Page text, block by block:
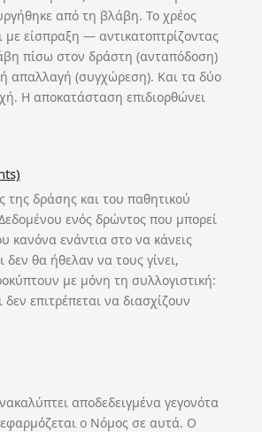
από τη βλάβη. Το χρέος
με είσπραξη — αντικατοπτρίζοντας
πίσω στον δράστη (ανταπόδοση)
απαλλαγή (συγχώρεση). Και τα δύο
Η αποκατάσταση επιδιορθώνει
της δράσης και του παθητικού
ενός δρώντος που μπορεί
κανόνα ενάντια στο να κάνεις
δεν θα ήθελαν να τους γίνει,
με μόνη τη συλλογιστική:
επιτρέπεται να διασχίζουν
αποδεδειγμένα γεγονότα
ο Νόμος σε αυτά. Ο